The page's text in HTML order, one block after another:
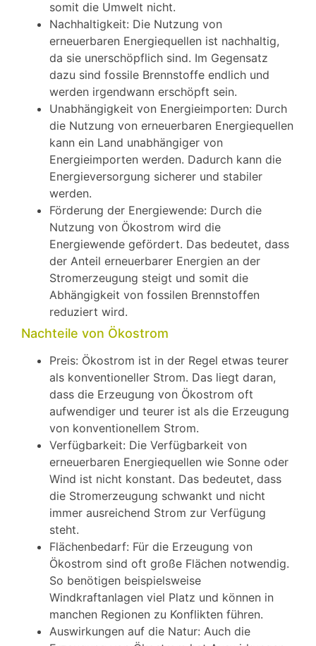
somit die Umwelt nicht.
Nachhaltigkeit: Die Nutzung von
erneuerbaren Energiequellen ist nachhaltig,
da sie unerschöpflich sind. Im Gegensatz
dazu sind fossile Brennstoffe endlich und
werden irgendwann erschöpft sein.
Unabhängigkeit von Energieimporten: Durch
die Nutzung von erneuerbaren Energiequellen
kann ein Land unabhängiger von
Energieimporten werden. Dadurch kann die
Energieversorgung sicherer und stabiler
werden.
Förderung der Energiewende: Durch die
Nutzung von Ökostrom wird die
Energiewende gefördert. Das bedeutet, dass
der Anteil erneuerbarer Energien an der
Stromerzeugung steigt und somit die
Abhängigkeit von fossilen Brennstoffen
reduziert wird.
Nachteile von Ökostrom
Preis: Ökostrom ist in der Regel etwas teurer
als konventioneller Strom. Das liegt daran,
dass die Erzeugung von Ökostrom oft
aufwendiger und teurer ist als die Erzeugung
von konventionellem Strom.
Verfügbarkeit: Die Verfügbarkeit von
erneuerbaren Energiequellen wie Sonne oder
Wind ist nicht konstant. Das bedeutet, dass
die Stromerzeugung schwankt und nicht
immer ausreichend Strom zur Verfügung
steht.
Flächenbedarf: Für die Erzeugung von
Ökostrom sind oft große Flächen notwendig.
So benötigen beispielsweise
Windkraftanlagen viel Platz und können in
manchen Regionen zu Konflikten führen.
Auswirkungen auf die Natur: Auch die